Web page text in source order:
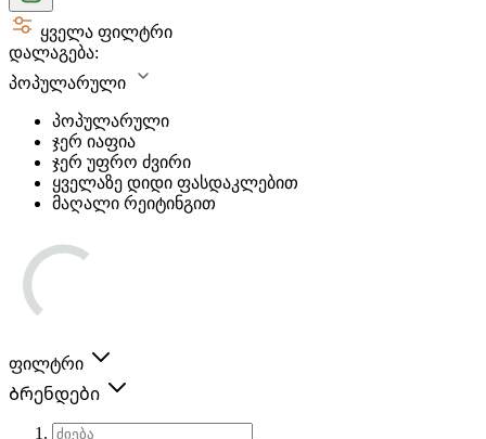
ყველა ფილტრი
დალაგება:
პოპულარული
პოპულარული
ჯერ იაფია
ჯერ უფრო ძვირი
ყველაზე დიდი ფასდაკლებით
მაღალი რეიტინგით
ფილტრი
Ბრენდები